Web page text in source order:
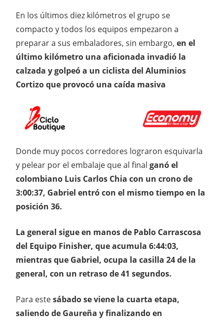
En los últimos diez kilómetros el grupo se
compacto y todos los equipos empezaron a
preparar a sus embaladores, sin embargo, en el
último kilómetro una aficionada invadió la
calzada y golpeó a un ciclista del Aluminios
Cortizo que provocó una caída masiva
Donde muy pocos corredores lograron esquivarla
y pelear por el embalaje que al final ganó el
colombiano Luis Carlos Chia con un crono de
3:00:37, Gabriel entró con el mismo tiempo en la
posición 36.
La general sigue en manos de Pablo Carrascosa
del Equipo Finisher, que acumula 6:44:03,
mientras que Gabriel, ocupa la casilla 24 de la
general, con un retraso de 41 segundos.
Para estesábado se viene la cuarta etapa,
saliendo de Gaureña y finalizando en